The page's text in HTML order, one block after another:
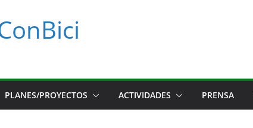
PLANES/PROYECTOS ACTIVIDADES PRENSA